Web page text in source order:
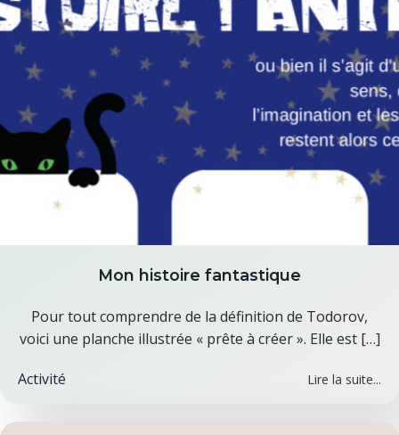
Mon histoire fantastique
Pour tout comprendre de la définition de Todorov,
voici une planche illustrée « prête à créer ». Elle est […]
Activité Lire la suite...